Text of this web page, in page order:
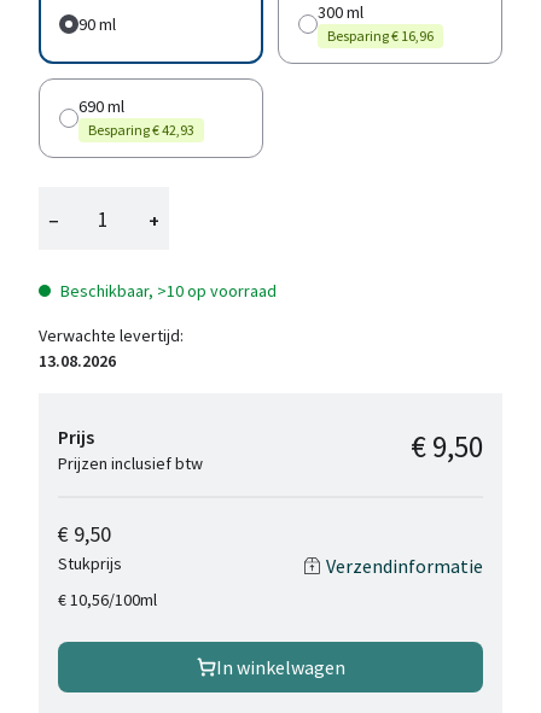
90 ml
300 ml
Besparing € 16,96
690 ml
Besparing € 42,93
− +
Beschikbaar, >10 op voorraad
Verwachte levertijd:
13.08.2026
Prijs
Prijzen inclusief btw € 9,50
€ 9,50
Stukprijs
€ 10,56/100ml
Verzendinformatie
In winkelwagen